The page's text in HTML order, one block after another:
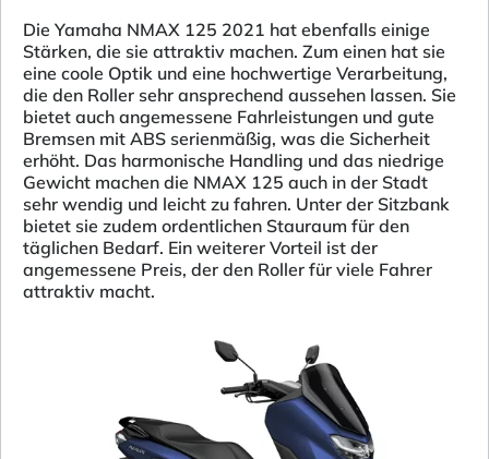
Die Yamaha NMAX 125 2021 hat ebenfalls einige
Stärken, die sie attraktiv machen. Zum einen hat sie
eine coole Optik und eine hochwertige Verarbeitung,
die den Roller sehr ansprechend aussehen lassen. Sie
bietet auch angemessene Fahrleistungen und gute
Bremsen mit ABS serienmäßig, was die Sicherheit
erhöht. Das harmonische Handling und das niedrige
Gewicht machen die NMAX 125 auch in der Stadt
sehr wendig und leicht zu fahren. Unter der Sitzbank
bietet sie zudem ordentlichen Stauraum für den
täglichen Bedarf. Ein weiterer Vorteil ist der
angemessene Preis, der den Roller für viele Fahrer
attraktiv macht.